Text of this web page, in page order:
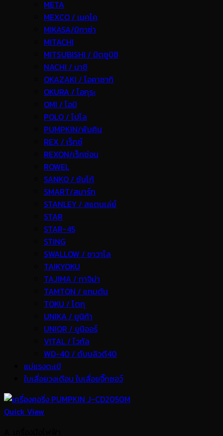
META
MEXCO / เมคโค
MIKASA/มิกาซ่า
MITACHI
MITSUBISHI / มิตซูบิชิ
NACHI / นาชิ
OKAZAKI / โอคาซากิ
OKURA / โอกุระ
OMI / โอมิ
POLO / โปโล
PUMPKIN/พัมคิน
REX / เร็กช์
REXON/เร็กซ่อน
ROWEL
SANKO / ซันโก้
SMART/สมาร์ท
STANLEY / สแตนเล่ย์
STAR
STAR-45
STING
SWALLOW / ซาวาโล
TAIKYOKU
TAJIMA / ทาจิม่า
TAMTON / แทมตัน
TOKU / โตกุ
UNIKA / ยูนิก้า
UNIOR / ยูนิออร์
VITAL / ไวทัล
WD-40 / ดับบลิวดี40
แม่แรงตะเข้
ใบเลื่อยวงเดือน ใบเลื่อยจิ๊กซอว์
Quick View